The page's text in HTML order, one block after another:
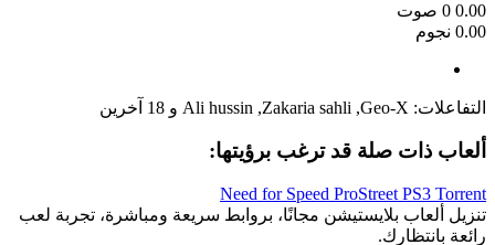
0.00
0 صوت
0.00 نجوم
التفاعلات: Geo-X
,
Zakaria sahli
,
Ali hussin و 18 آخرين
ألعاب ذات صلة قد ترغب برؤيتها:
Need for Speed ProStreet PS3 Torrent
تنزيل ألعاب بلايستيشن مجانًا، بروابط سريعة ومباشرة، تجربة لعب
رائعة بانتظارك.